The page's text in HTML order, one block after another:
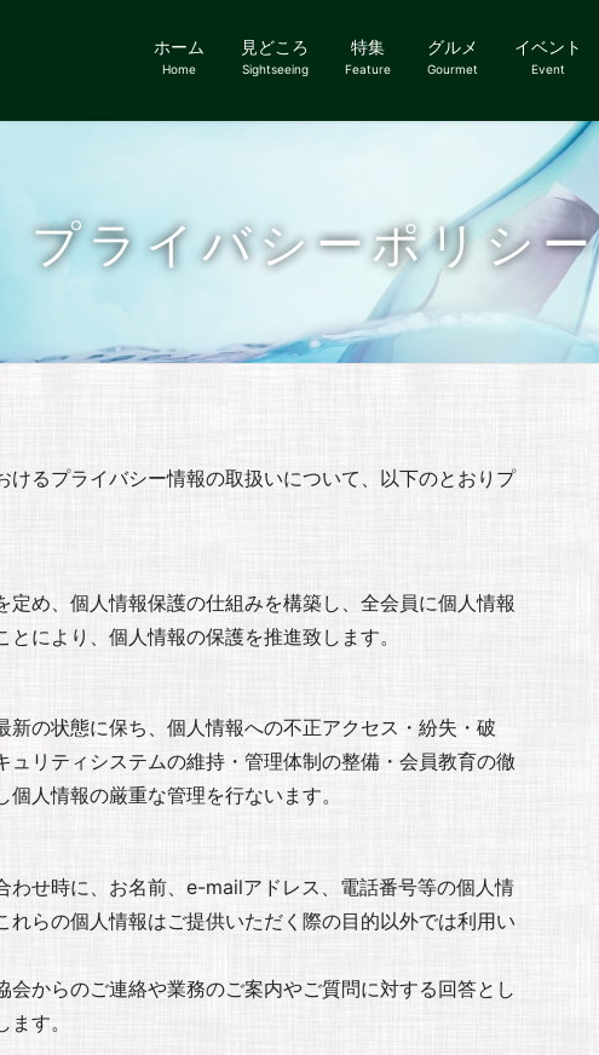
ホーム
Home
見どころ
Sightseeing
特集
Feature
グルメ
Gourmet
イベント
Event
プライバシーポリシー
けるプライバシー情報の取扱いについて、以下のとおりプ
め、個人情報保護の仕組みを構築し、全会員に個人情報
により、個人情報の保護を推進致します。
の状態に保ち、個人情報への不正アクセス・紛失・破
リティシステムの維持・管理体制の整備・会員教育の徹
人情報の厳重な管理を行ないます。
わせ時に、お名前、e-mailアドレス、電話番号等の個人情
らの個人情報はご提供いただく際の目的以外では利用い
からのご連絡や業務のご案内やご質問に対する回答とし
す。